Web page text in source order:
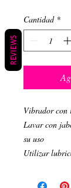
Cantidad *
Vibrador con
Lavar con
su uso
Utilizar
REVIEWS